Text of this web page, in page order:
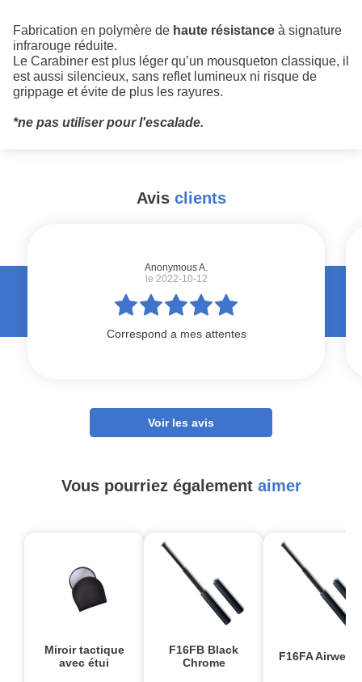
Fabrication en polymère de haute résistance à signature
infrarouge réduite.
Le Carabiner est plus léger qu’un mousqueton classique, il
est aussi silencieux, sans reflet lumineux ni risque de
grippage et évite de plus les rayures.
*ne pas utiliser pour l'escalade.
Avis clients
Anonymous A.
le 2022-10-12
Correspond a mes attentes
Voir les avis
Vous pourriez également aimer
Miroir tactique
avec étui
F16FB Black
Chrome
F16FA